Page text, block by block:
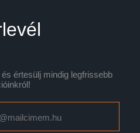
értesülj mindig legfrissebb